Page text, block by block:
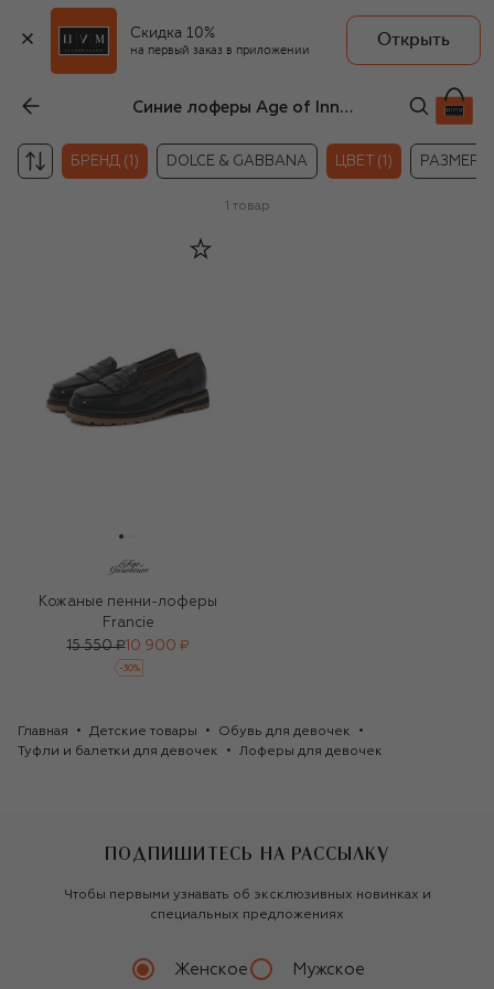
Скидка 10%
на первый заказ в приложении
Открыть
Синие лоферы Age of Innocence для девочек
БРЕНД (1) DOLCE & GABBANA ЦВЕТ (1) РАЗМЕР
1 товар
Кожаные пенни-лоферы
Francie
15 550 ₽10 900 ₽
-30%
Главная Детские товары
Обувь для девочек
Туфли и балетки для девочек
Лоферы для девочек
ПОДПИШИТЕСЬ НА РАССЫЛКУ
Чтобы первыми узнавать об эксклюзивных новинках и
специальных предложениях
Женское Мужское